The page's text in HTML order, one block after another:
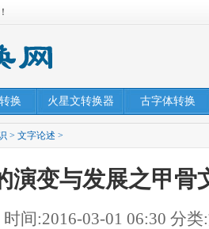
换 火星文转换器 古字体转换
> 文字论述 >
演变与发展之甲骨
时间:2016-03-01 06:30 分